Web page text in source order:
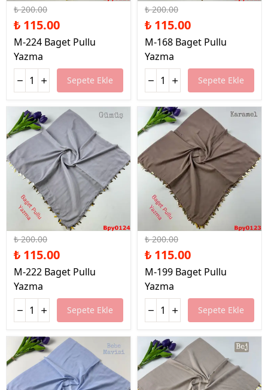
₺ 200.00
₺ 115.00
M-224 Baget Pullu
Yazma
Sepete Ekle
₺ 200.00
₺ 115.00
M-168 Baget Pullu
Yazma
Sepete Ekle
%43 İndirim
₺ 200.00
₺ 115.00
M-222 Baget Pullu
Yazma
Sepete Ekle
%43 İndirim
₺ 200.00
₺ 115.00
M-199 Baget Pullu
Yazma
Sepete Ekle